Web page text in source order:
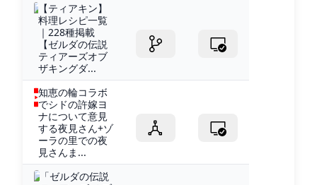
【ティアキン】
料理レシピ一覧
｜228種掲載
【ゼルダの伝説
ティアーズオブ
ザキングダ...
知恵の輪コラボ
でシドの許嫁ヨ
ナについて意見
する夜見さん+ゾ
ーラの里での夜
見さんま...
「ゼルダの伝説